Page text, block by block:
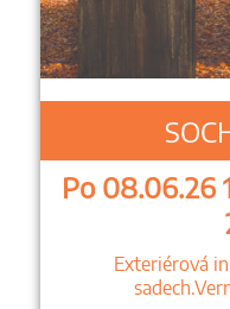
Po 08.06.26
Exteriérová